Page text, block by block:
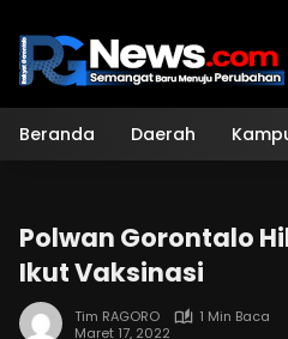
konten
Beranda Daerah
Polwan Gorontalo
Ikut Vaksinasi
Tim RAGORO
1 Min Baca
Maret 17, 2022